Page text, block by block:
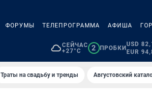
ФОРУМЫ ТЕЛЕПРОГРАММА АФИША
СЕЙЧАС
+27°C
2 ПРОБКИ
USD
EUR
Траты на свадьбу и тренды Августовский